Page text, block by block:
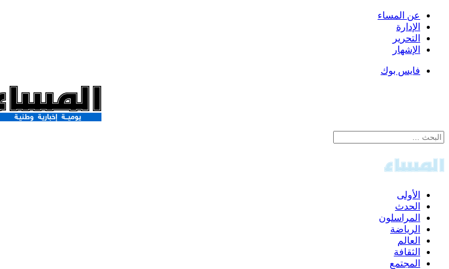
عن المساء
الإدارة
التحرير
الإشهار
فايس بوك
الأولى
الحدث
المراسلون
الرياضة
العالم
الثقافة
المجتمع